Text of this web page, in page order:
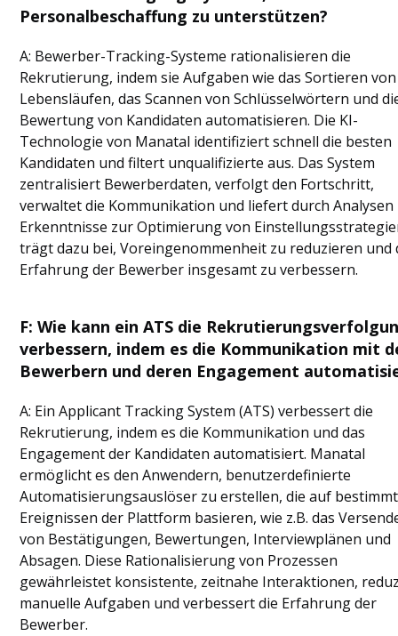
Personalbeschaffung zu unterstützen?
A: Bewerber-Tracking-Systeme rationalisieren die
Rekrutierung, indem sie Aufgaben wie das Sortieren von
Lebensläufen, das Scannen von Schlüsselwörtern und
Bewertung von Kandidaten automatisieren. Die KI-
Technologie von Manatal identifiziert schnell die besten
Kandidaten und filtert unqualifizierte aus. Das System
zentralisiert Bewerberdaten, verfolgt den Fortschritt,
verwaltet die Kommunikation und liefert durch Analysen
Erkenntnisse zur Optimierung von
trägt dazu bei, Voreingenommenheit zu reduzieren und
Erfahrung der Bewerber insgesamt zu verbessern.
F: Wie kann ein ATS die
verbessern, indem es die Kommunikation mit
Bewerbern und deren Engagement
A: Ein Applicant Tracking System (ATS) verbessert die
Rekrutierung, indem es die Kommunikation und das
Engagement der Kandidaten automatisiert. Manatal
ermöglicht es den Anwendern, benutzerdefinierte
Automatisierungsauslöser zu erstellen, die auf
Ereignissen der Plattform basieren, wie z.B. das
von Bestätigungen, Bewertungen, Interviewplänen und
Absagen. Diese Rationalisierung von Prozessen
gewährleistet konsistente, zeitnahe Interaktionen,
manuelle Aufgaben und verbessert die Erfahrung der
Bewerber.